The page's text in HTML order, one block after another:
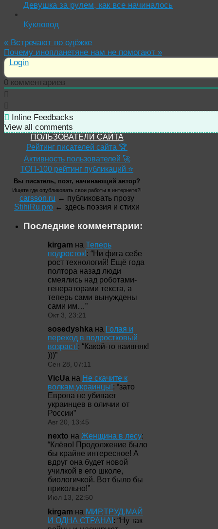
Девушка за рулем, как все начиналось
Кукловод
« Встречают по одёжке
Почему инопланетяне нам не помогают »
Login
0 комментариев
Inline Feedbacks
View all comments
ПОЛЬЗОВАТЕЛИ САЙТА
Рейтинг писателей сайта 🏆
Активность пользователей 🚀
ТОП-100 рейтинг публикаций ⭐
Вы писатель, поэт, начинающий автор?
Ищете где опубликовать свои работы в интернете?!
carsson.ru ← публиковать прозу
StihiRu.pro ← здесь поэзия и стихи
Последние комментарии:
kirgam на Теперь
подросток!: “Ни фига себе
рост технологий! Ещё года
полтора назад люди
смеялись над роботами-
генераторами текста, а
теперь сами вынуждены
сами им…”
Окт 3, 23:21
sosedyshka на Голая и
переход в подростковый
возраст!: “Какой-то наивняк!
)))”
Сен 28, 07:11
VicUa на Не скачите к
волкам,украинцы!: “зато
Европа не убивает
украинцев в оличии от
России”
Авг 20, 13:45
nexto на Женщина в лесу:
“Клёво! Продолжение было
бы крайне интересное! А
вдруг она будет новой
училкой в его школе,
биологичкой. Вот было бы
прикольно!”
Июл 13, 22:50
kirgam на МИР,ТРУД,МАЙ
И ОДНА СТРАНА!: “Ну так